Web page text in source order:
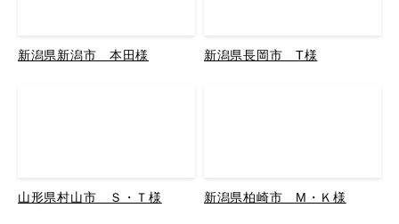
新潟県新潟市 本田様 新潟県長岡市 T様
山形県村山市 Ｓ・Ｔ様 新潟県柏崎市 M・Ｋ様